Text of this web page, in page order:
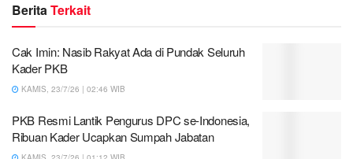
BeritaTerkait
Cak Imin: Nasib Rakyat Ada di Pundak Seluruh
Kader PKB
KAMIS, 23/7/26 | 02:46 WIB
PKB Resmi Lantik Pengurus DPC se-Indonesia,
Ribuan Kader Ucapkan Sumpah Jabatan